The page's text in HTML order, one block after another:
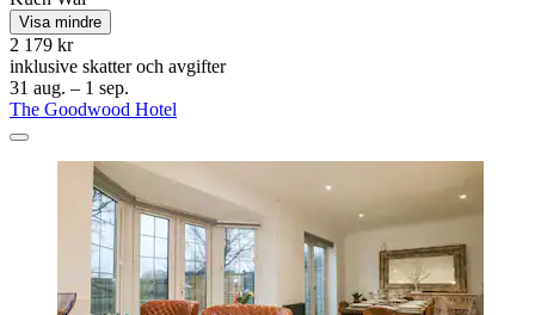
Visa mindre
2 179 kr
inklusive skatter och avgifter
31 aug. – 1 sep.
The Goodwood Hotel